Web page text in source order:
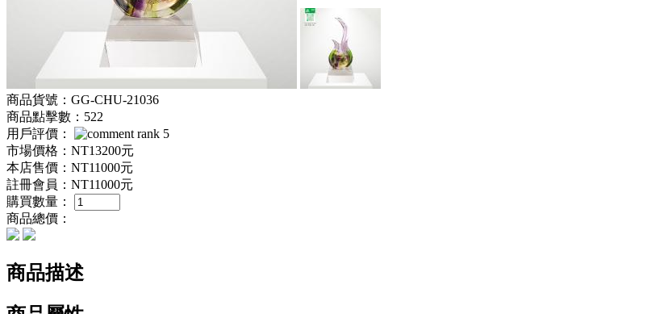
商品貨號：GG-CHU-21036
商品點擊數：522
用戶評價：
市場價格： NT13200元
本店售價： NT11000元
註冊會員： NT11000元
購買數量：
商品總價：
商品描述